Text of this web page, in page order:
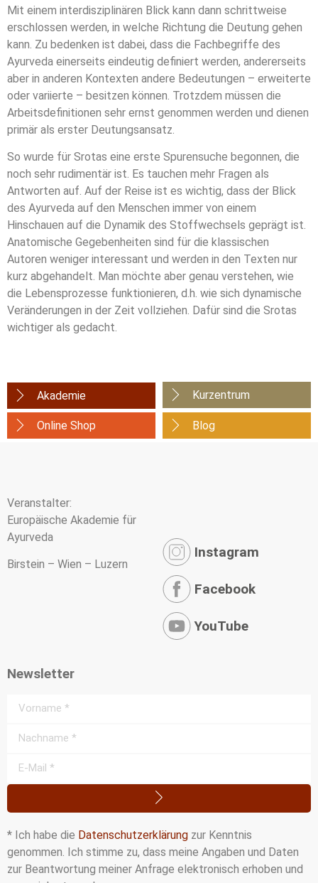
Mit einem interdisziplinären Blick kann dann schrittweise
erschlossen werden, in welche Richtung die Deutung gehen
kann. Zu bedenken ist dabei, dass die Fachbegriffe des
Ayurveda einerseits eindeutig definiert werden, andererseits
aber in anderen Kontexten andere Bedeutungen – erweiterte
oder variierte – besitzen können. Trotzdem müssen die
Arbeitsdefinitionen sehr ernst genommen werden und dienen
primär als erster Deutungsansatz.
So wurde für Srotas eine erste Spurensuche begonnen, die
noch sehr rudimentär ist. Es tauchen mehr Fragen als
Antworten auf. Auf der Reise ist es wichtig, dass der Blick
des Ayurveda auf den Menschen immer von einem
Hinschauen auf die Dynamik des Stoffwechsels geprägt ist.
Anatomische Gegebenheiten sind für die klassischen
Autoren weniger interessant und werden in den Texten nur
kurz abgehandelt. Man möchte aber genau verstehen, wie
die Lebensprozesse funktionieren, d.h. wie sich dynamische
Veränderungen in der Zeit vollziehen. Dafür sind die Srotas
wichtiger als gedacht.
Akademie Kurzentrum
Online Shop Blog
Veranstalter:
Europäische Akademie für
Ayurveda
Birstein – Wien – Luzern
Instagram
Facebook
YouTube
Newsletter
* Ich habe die Datenschutzerklärung zur Kenntnis
genommen. Ich stimme zu, dass meine Angaben und Daten
zur Beantwortung meiner Anfrage elektronisch erhoben und